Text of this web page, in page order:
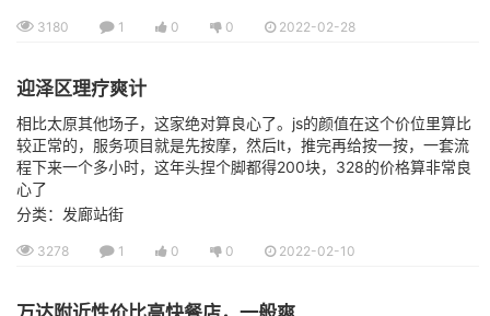
3180 1 0 0 2022-02-28
迎泽区理疗爽计
相比太原其他场子，这家绝对算良心了。js的颜值在这个价位里算比
较正常的，服务项目就是先按摩，然后lt，推完再给按一按，一套流
程下来一个多小时，这年头捏个脚都得200块，328的价格算非常良
心了
分类：发廊站街
3278 1 0 0 2022-02-10